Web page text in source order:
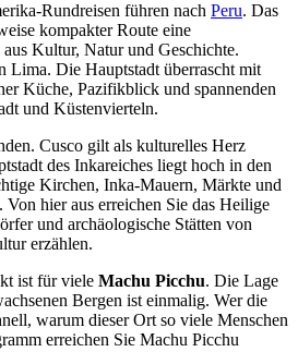
Rundreisen führen nach Peru. Das
kompakter Route eine
Kultur, Natur und Geschichte.
Lima. Die Hauptstadt überrascht mit
Küche, Pazifikblick und spannenden
und Küstenvierteln.
Cusco gilt als kulturelles Herz
des Inkareiches liegt hoch in den
Kirchen, Inka-Mauern, Märkte und
Von hier aus erreichen Sie das Heilige
und archäologische Stätten von
erzählen.
ist für viele Machu Picchu. Die Lage
Bergen ist einmalig. Wer die
warum dieser Ort so viele Menschen
erreichen Sie Machu Picchu